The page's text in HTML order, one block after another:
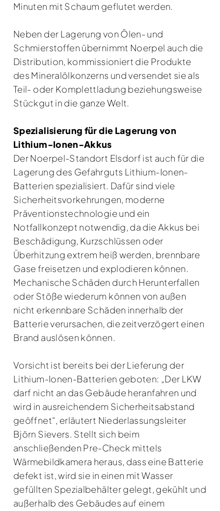
Minuten mit Schaum geflutet werden.
Neben der Lagerung von Ölen- und
Schmierstoffen übernimmt Noerpel auch die
Distribution, kommissioniert die Produkte
des Mineralölkonzerns und versendet sie als
Teil- oder Komplettladung beziehungsweise
Stückgut in die ganze Welt.
Spezialisierung für die Lagerung von
Lithium-Ionen-Akkus
Der Noerpel-Standort Elsdorf ist auch für die
Lagerung des Gefahrguts Lithium-Ionen-
Batterien spezialisiert. Dafür sind viele
Sicherheitsvorkehrungen, moderne
Präventionstechnologie und ein
Notfallkonzept notwendig, da die Akkus bei
Beschädigung, Kurzschlüssen oder
Überhitzung extrem heiß werden, brennbare
Gase freisetzen und explodieren können.
Mechanische Schäden durch Herunterfallen
oder Stöße wiederum können von außen
nicht erkennbare Schäden innerhalb der
Batterie verursachen, die zeitverzögert einen
Brand auslösen können.
Vorsicht ist bereits bei der Lieferung der
Lithium-Ionen-Batterien geboten: „Der LKW
darf nicht an das Gebäude heranfahren und
wird in ausreichendem Sicherheitsabstand
geöffnet“, erläutert Niederlassungsleiter
Björn Sievers. Stellt sich beim
anschließenden Pre-Check mittels
Wärmebildkamera heraus, dass eine Batterie
defekt ist, wird sie in einen mit Wasser
gefüllten Spezialbehälter gelegt, gekühlt und
außerhalb des Gebäudes auf einem